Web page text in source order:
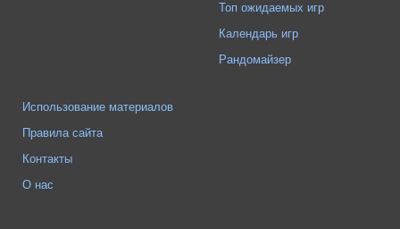
Топ ожидаемых игр
Календарь игр
Рандомайзер
Использование материалов
Правила сайта
Контакты
О нас